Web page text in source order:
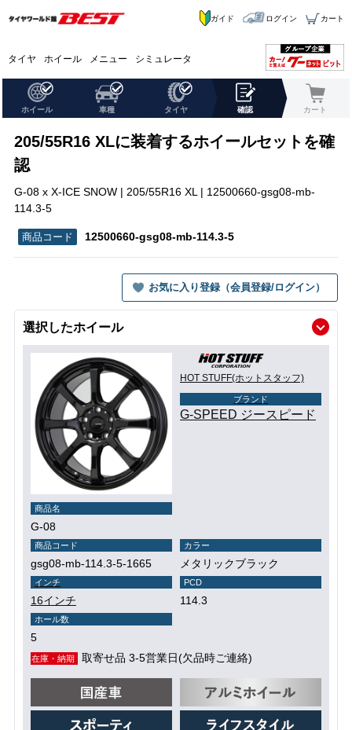
タイヤ ホイール メニュー シミュレータ
ガイド ログイン カート
ホイール 車種 タイヤ 確認 カート
205/55R16 XLに装着するホイールセットを確
認
G-08 x X-ICE SNOW | 205/55R16 XL | 12500660-gsg08-mb-
114.3-5
12500660-gsg08-mb-114.3-5
お気に入り登録（会員登録/ログイン）
選択したホイール
HOT STUFF(ホットスタッフ)
ブランド
G-SPEED ジースピード
商品名
G-08
商品コード
gsg08-mb-114.3-5-1665
カラー
メタリックブラック
インチ
16インチ
PCD
114.3
ホール数
5
在庫・納期 取寄せ品 3-5営業日(欠品時ご連絡)